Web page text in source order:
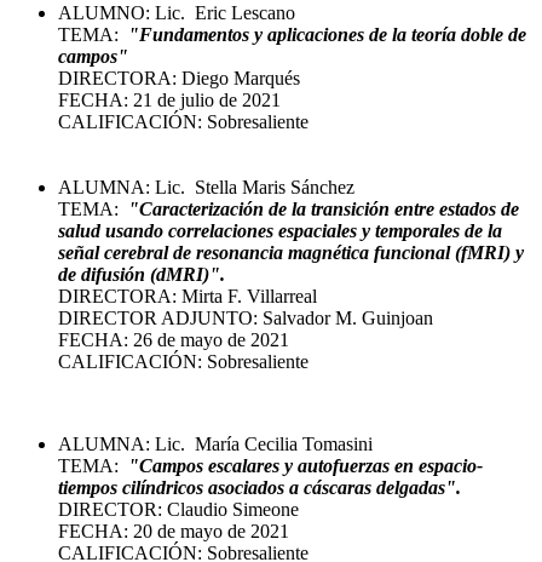
ALUMNO: Lic. Eric Lescano
TEMA:
"Fundamentos y aplicaciones de la teoría doble de
campos"
DIRECTORA: Diego Marqués
FECHA: 21 de julio de 2021
CALIFICACIÓN: Sobresaliente
ALUMNA: Lic. Stella Maris Sánchez
TEMA:
"Caracterización de la transición entre estados de
salud usando correlaciones espaciales y temporales de la
señal cerebral de resonancia magnética funcional (fMRI) y
de difusión (dMRI)".
DIRECTORA: Mirta F. Villarreal
DIRECTOR ADJUNTO: Salvador M. Guinjoan
FECHA: 26 de mayo de 2021
CALIFICACIÓN: Sobresaliente
ALUMNA: Lic. María Cecilia Tomasini
TEMA:
"Campos escalares y autofuerzas en espacio-
tiempos cilíndricos asociados a cáscaras delgadas".
DIRECTOR: Claudio Simeone
FECHA: 20 de mayo de 2021
CALIFICACIÓN: Sobresaliente